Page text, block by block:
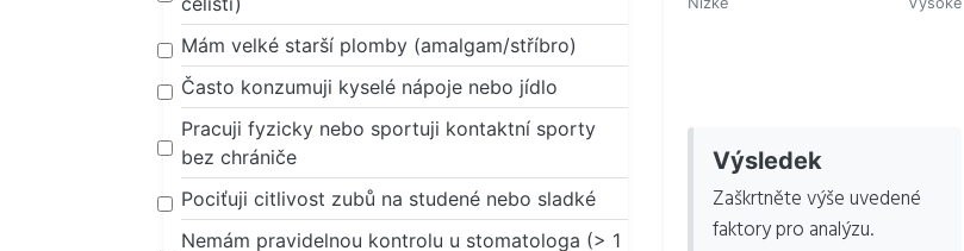
Mám velké starší plomby (amalgam/stříbro)
Často konzumuji kyselé nápoje nebo jídlo
Pracuji fyzicky nebo sportuji kontaktní sporty
bez chrániče
Pociťuji citlivost zubů na studené nebo sladké
Nemám pravidelnou kontrolu u stomatologa (> 1
Výsledek
Zaškrtněte výše uvedené
faktory pro analýzu.